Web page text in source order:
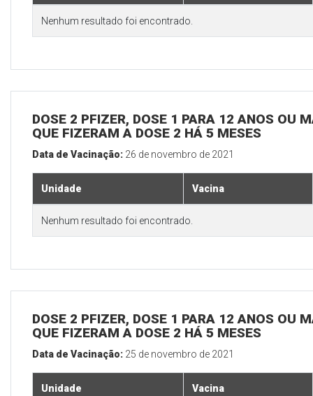
Nenhum resultado foi encontrado.
DOSE 2 PFIZER, DOSE 1 PARA 12 ANOS OU
QUE FIZERAM A DOSE 2 HÁ 5 MESES
Data de Vacinação: 26 de novembro de 2021
Unidade Vacina
Nenhum resultado foi encontrado.
DOSE 2 PFIZER, DOSE 1 PARA 12 ANOS OU
QUE FIZERAM A DOSE 2 HÁ 5 MESES
Data de Vacinação: 25 de novembro de 2021
Unidade Vacina